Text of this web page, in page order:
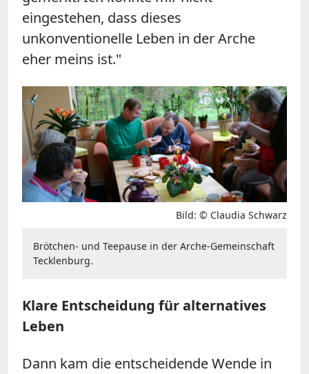
eingestehen, dass dieses
unkonventionelle Leben in der Arche
eher meins ist."
Bild: © Claudia Schwarz
Brötchen- und Teepause in der Arche-Gemeinschaft
Tecklenburg.
Klare Entscheidung für alternatives
Leben
Dann kam die entscheidende Wende in